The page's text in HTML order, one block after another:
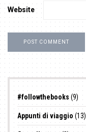
Website
#followthebooks(9)
Appunti di viaggio(13)